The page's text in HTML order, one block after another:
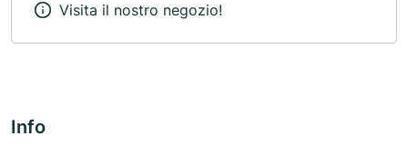
Visita il nostro negozio!
Info